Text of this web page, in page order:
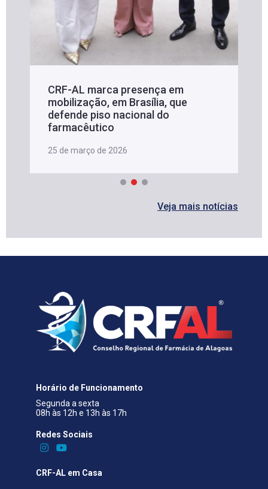
CRF-AL marca presença em
mobilização, em Brasília, que
defende piso nacional do
farmacêutico
25 de março de 2026
Veja mais notícias
Horário de Funcionamento
Segunda a sexta
08h às 12h e 13h às 17h
Redes Sociais​
CRF-AL em Casa